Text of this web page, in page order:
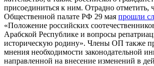
присоединиться к ним. Отрадно отметить,
Общественной палате РФ 29 мая прошли
«Положение российских
Арабской Республике и вопросы
историческую родину». Члены ОП также
мнения необходимости законодательной
направленной на внесение изменений в